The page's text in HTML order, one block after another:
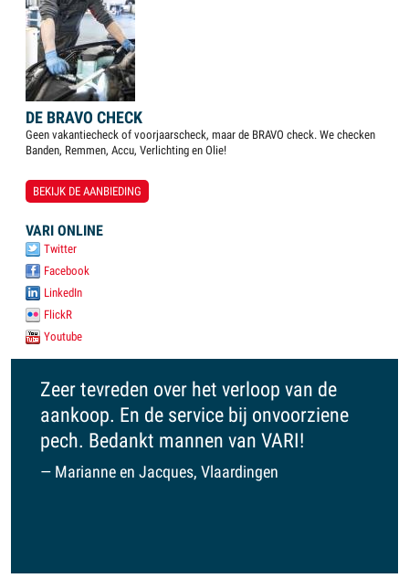
DE BRAVO CHECK
Geen vakantiecheck of voorjaarscheck, maar de BRAVO check. We checken
Banden, Remmen, Accu, Verlichting en Olie!
BEKIJK DE AANBIEDING
VARI ONLINE
Twitter
Facebook
LinkedIn
FlickR
Youtube
Zeer tevreden over het verloop van de
aankoop. En de service bij onvoorziene
pech. Bedankt mannen van VARI!
Marianne en Jacques, Vlaardingen